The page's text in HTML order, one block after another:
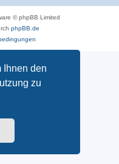
Ihnen den
zu
© phpBB Limited
phpBB.de